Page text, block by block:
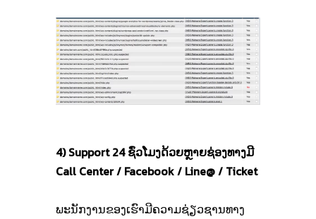
4) Support 24 ຊົ່ວໂມງດ້ວຍຫຼາຍຊ່ອງທາງມີ
Call Center / Facebook / Line@ / Ticket
ພະນັກງານຂອງເຮົາມີຄວາມຊ່ຽວຊານທາງ